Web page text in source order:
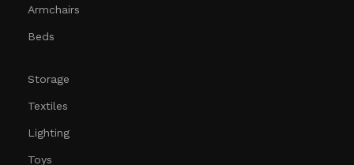
Armchairs
Beds
Storage
Textiles
Lighting
Toys